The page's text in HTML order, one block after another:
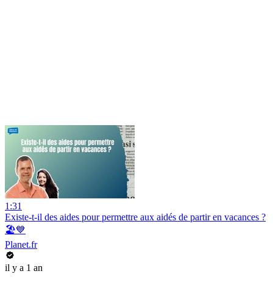
1:31
Existe-t-il des aides pour permettre aux aidés de partir en vacances ?
🏖️💙
Planet.fr
il y a 1 an